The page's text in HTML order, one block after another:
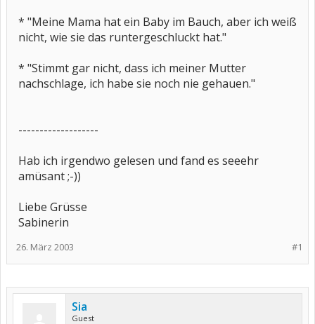
* "Meine Mama hat ein Baby im Bauch, aber ich weiß
nicht, wie sie das runtergeschluckt hat."
* "Stimmt gar nicht, dass ich meiner Mutter
nachschlage, ich habe sie noch nie gehauen."
-------------------
Hab ich irgendwo gelesen und fand es seeehr
amüsant ;-))
Liebe Grüsse
Sabinerin
#1
26. März 2003
Sia
Guest